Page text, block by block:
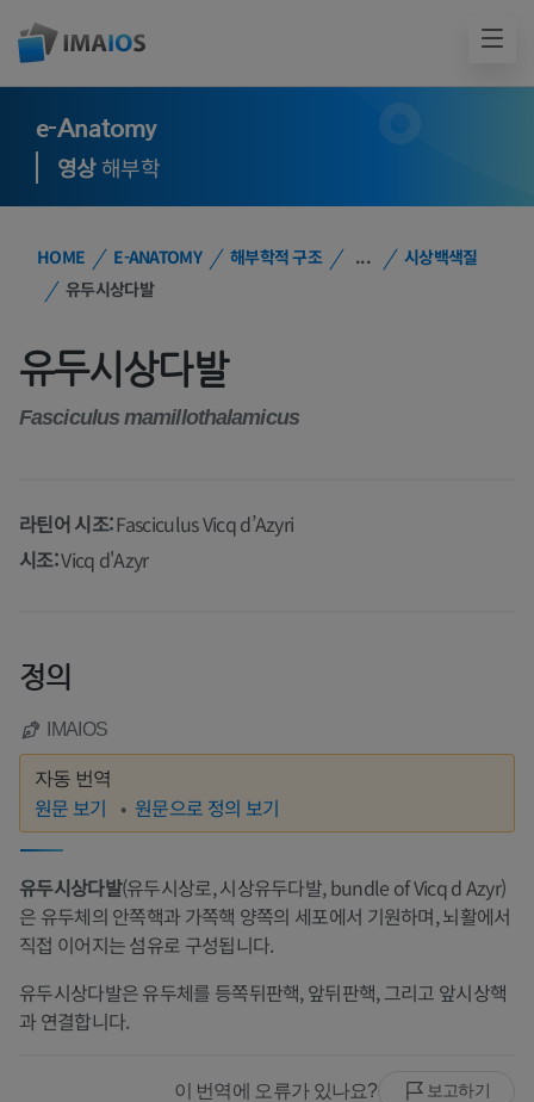
e-Anatomy
영상해부학
HOME E-ANATOMY 해부학적 구조 ...
시상백색질
유두시상다발
유두시상다발
Fasciculus mamillothalamicus
라틴어 시조:Fasciculus Vicq d’Azyri
시조:Vicq d'Azyr
정의
IMAIOS
자동 번역
원문 보기 원문으로 정의 보기
유두시상다발(유두시상로, 시상유두다발, bundle of Vicq d Azyr)
은 유두체의 안쪽핵과 가쪽핵 양쪽의 세포에서 기원하며, 뇌활에서
직접 이어지는 섬유로 구성됩니다.
유두시상다발은 유두체를 등쪽뒤판핵, 앞뒤판핵, 그리고 앞시상핵
과 연결합니다.
이 번역에 오류가 있나요? 보고하기